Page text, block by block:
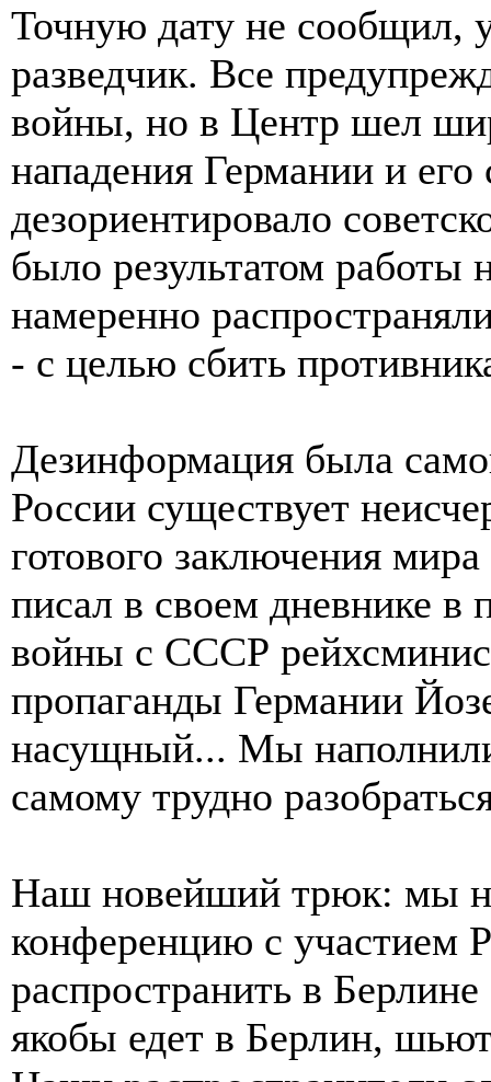
Точную дату не сообщил,
разведчик. Все
войны, но в Центр шел
нападения Германии и
дезориентировало
было результатом работы
намеренно
- с целью сбить
Дезинформация была
России существует
готового заключения
писал в своем дневнике в
войны с СССР
пропаганды Германии
насущный... Мы
самому трудно
Наш новейший трюк: мы
конференцию с участием
распространить в
якобы едет в Берлин,